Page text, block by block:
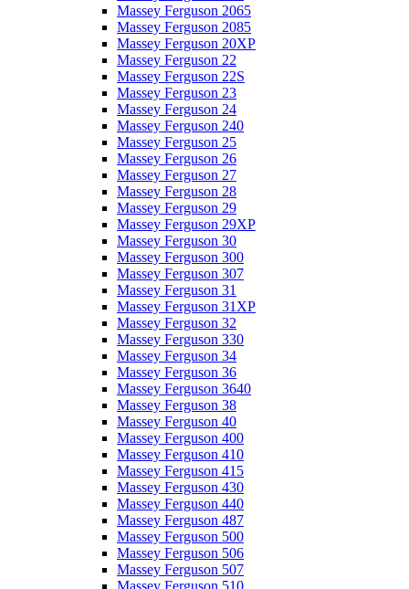
Massey Ferguson 2065
Massey Ferguson 2085
Massey Ferguson 20XP
Massey Ferguson 22
Massey Ferguson 22S
Massey Ferguson 23
Massey Ferguson 24
Massey Ferguson 240
Massey Ferguson 25
Massey Ferguson 26
Massey Ferguson 27
Massey Ferguson 28
Massey Ferguson 29
Massey Ferguson 29XP
Massey Ferguson 30
Massey Ferguson 300
Massey Ferguson 307
Massey Ferguson 31
Massey Ferguson 31XP
Massey Ferguson 32
Massey Ferguson 330
Massey Ferguson 34
Massey Ferguson 36
Massey Ferguson 3640
Massey Ferguson 38
Massey Ferguson 40
Massey Ferguson 400
Massey Ferguson 410
Massey Ferguson 415
Massey Ferguson 430
Massey Ferguson 440
Massey Ferguson 487
Massey Ferguson 500
Massey Ferguson 506
Massey Ferguson 507
Massey Ferguson 510